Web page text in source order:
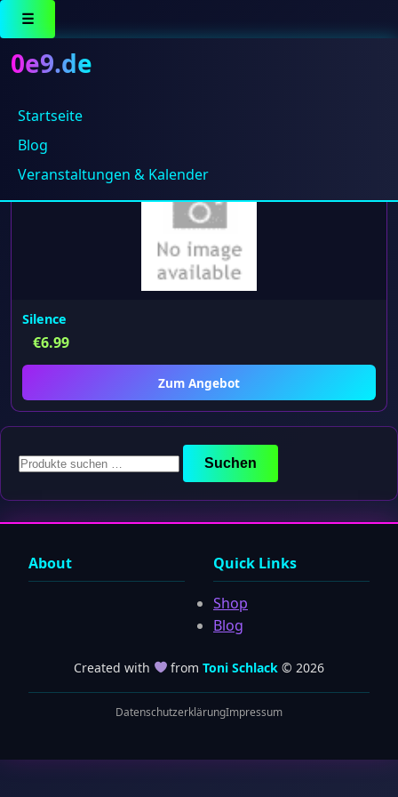
☰
0e9.de
Startseite
Blog
Veranstaltungen & Kalender
Silence
€6.99
Zum Angebot
Suchen
nach:
Suchen
About Quick Links
Shop
Blog
Created with fromToni Schlack © 2026
DatenschutzerklärungImpressum